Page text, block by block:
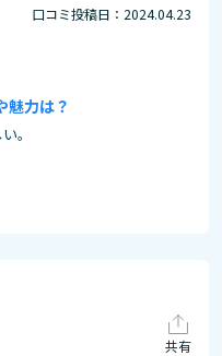
口コミ投稿日：2024.04.23
魅力は？
。
共有